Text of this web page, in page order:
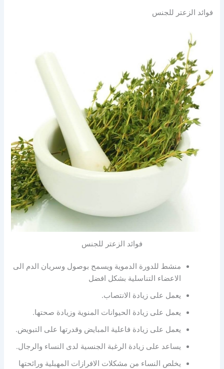
فوائد الزعتر للجنس
فوائد الزعتر للجنس
منشط للدورة الدموية ويسمح بوصول وسريان الدم الى
الاعضاء التناسلية بشكل افضل
يعمل على زيادة الانتصاب.
يعمل على زيادة الحيوانات المنوية وزيادة صحتها.
يعمل على زيادة فاعلية المبايض وقدرتها على التبويض.
يساعد على زيادة الرغبة الجنسية لدى النساء والرجال.
يخلص النساء من مشكلات الافرازات المهبلية ورائحتها